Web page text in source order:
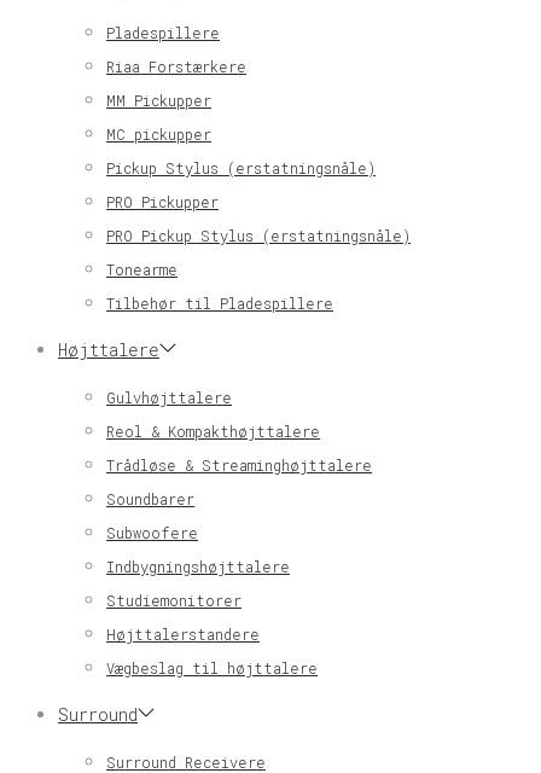
Pladespillere
Riaa Forstærkere
MM Pickupper
MC pickupper
Pickup Stylus (erstatningsnåle)
PRO Pickupper
PRO Pickup Stylus (erstatningsnåle)
Tonearme
Tilbehør til Pladespillere
Højttalere
Gulvhøjttalere
Reol & Kompakthøjttalere
Trådløse & Streaminghøjttalere
Soundbarer
Subwoofere
Indbygningshøjttalere
Studiemonitorer
Højttalerstandere
Vægbeslag til højttalere
Surround
Surround Receivere